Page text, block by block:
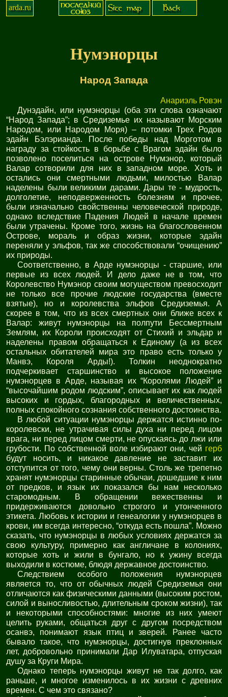
arda.ru
Нумэнорцы
Народ Запада
Анариэль Ровэн
Дунэдайн, или нумэнорцы (оба эти слова означают
“Народ Запада”; в Средиземье их называют Морским
Народом, или Народом Моря) – потомки Трех Родов
эдайн Бэлэрианда. После победы над Морготом в
награду за стойкость в борьбе с Врагом эдайн было
позволено поселиться на острове Нумэнор, который
Валар сотворили для них в западном море. Хоть и
остались они смертными людьми, милостью Валар
наделены были великими дарами. Дары те - мудрость,
долголетие, неподверженность болезням и прочее,
были изначально свойственны человеческой природе,
однако вследствие Падения Людей в начале времен
были утрачены. Кроме того, жизнь на благословенном
Острове, мораль и образ жизни, которые эдайн
переняли у эльфов, так же способствовали “очищению”
их природы.
Соответственно, в Арде нумэнорцы - старшие, или
первые из всех людей. И дело даже не в том, что
Королевство Нумэнор своим могуществом превосходит
не только все прочие людские государства (вместе
взятые), но и королевства эльфов Средиземья. А
скорее в том, что из всех смертных они ближе всех к
Валар: живут нумэнорцы на полпути Бессмертным
Землям, их Короли происходят от Стихий и эльдар и
наделены правом обращаться к Единому (а из всех
остальных обитателей мира это право есть только у
Манвэ, Короля Арды!). Толкин неоднократно
подчеркивает старшинство и высокое положение
нумэнорцев в Арде, называя их “Королями Людей” и
“высочайшим родом людским”, описывает их как людей
высоких и гордых, благородных и величественных,
полных спокойного сознания собственного достоинства.
В любой ситуации нумэнорцы держатся истинно по-
королевски, не утрачивая силы духа ни перед лицом
врага, ни перед лицом смерти, не опускаясь до лжи или
грубости. По собственной воле избирают они, чей герб
будут носить, и никакое давление не заставит их
отступится от того, чему они верны. Столь же трепетно
хранят нумэнорцы старинные обычаи, дошедшие к ним
от предков, и язык их показался бы нам несколько
старомодным. В обращении вежественны и
придерживаются довольно строгого и утонченного
этикета. Любовь к истории и генеалогии у нумэнорцев в
крови, им всегда интересно, “откуда есть пошла”. Можно
сказать, что нумэнорцы в любых условиях держатся за
свою культуру, примерно как англичане в колониях,
которые хоть и жили в бунгало, но к ужину всегда
выходили в костюме, блюдя державное достоинство.
Следствием особого положения нумэнорцев
является то, что от обычных людей Средиземья они
отличаются как физическими данными (высоким ростом,
силой и выносливостью, длительным сроком жизни), так
и некоторыми способностями: многие из них умеют
целить руками, общаться друг с другом посредством
осанвэ, понимают язык птиц и зверей. Ранее часто
бывало такое, что нумэнорцы, достигнув преклонных
лет, добровольно принимали Дар Илуватара, отпуская
душу за Круги Мира.
Однако теперь нумэнорцы живут не так долго, как
раньше, и многое изменилось в их жизни с древних
времен. С чем это связано?